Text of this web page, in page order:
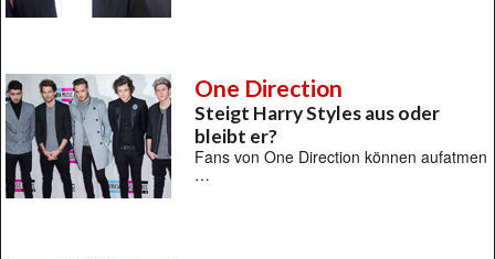
One Direction
Steigt Harry Styles aus oder
bleibt er?
Fans von One Direction können aufatmen
…